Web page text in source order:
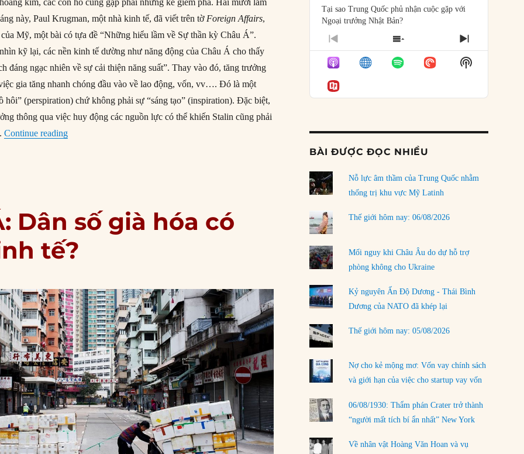
này, Paul Krugman, một nhà kinh tế, đã viết trên tờ Foreign Affairs,
Mỹ, một bài có tựa đề “Những hiểu lầm về Sự thần kỳ Châu Á”.
kỹ lại, các nền kinh tế dường như năng động của Châu Á cho thấy
đáng ngạc nhiên về sự cải thiện năng suất”. Thay vào đó, tăng trưởng
gia tăng nhanh chóng đầu vào về lao động, vốn, vv…. Đó là một
hôi” (perspiration) chứ không phải sự “sáng tạo” (inspiration). Đặc biệt,
thông qua việc huy động các nguồn lực có thể khiến Stalin cũng phải
Continue reading“Bốn con hổ châu Á: Tương lai nào đang đón chờ?”
Dân số già hóa có
tế?
Tại sao Trung Quốc phủ nhận cuộc gặp với
Ngoại trưởng Nhật Bản?
04/08/2026
Điểm mù chiến lược của Trump tại Thái Bình
Dương
03/08/2026
rủi ro
01/08/2026
31/07/2026
phải chịu đựng?
30/07/2026
Tập tìm cách chôn vùi bê bối chấn động vòng
tròn thân cận của mình
PREVIOUS
EPISODE
SHOW
EPISODES
LIST
NEXT
EPISODE
Show
Podcast
BÀI ĐƯỢC ĐỌC NHIỀU
Nỗ lực âm thầm của Trung Quốc nhằm
thống trị khu vực Mỹ Latinh
Thế giới hôm nay: 06/08/2026
Mối nguy khi Châu Âu do dự hỗ trợ
phòng không cho Ukraine
Kỷ nguyên Ấn Độ Dương - Thái Bình
Dương của NATO đã khép lại
Thế giới hôm nay: 05/08/2026
Nợ cho kẻ mộng mơ: Vốn vay chính sách
và giới hạn của việc cho startup vay vốn
06/08/1930: Thẩm phán Crater trở thành
“người mất tích bí ẩn nhất” New York
Về nhân vật Hoàng Văn Hoan và vụ